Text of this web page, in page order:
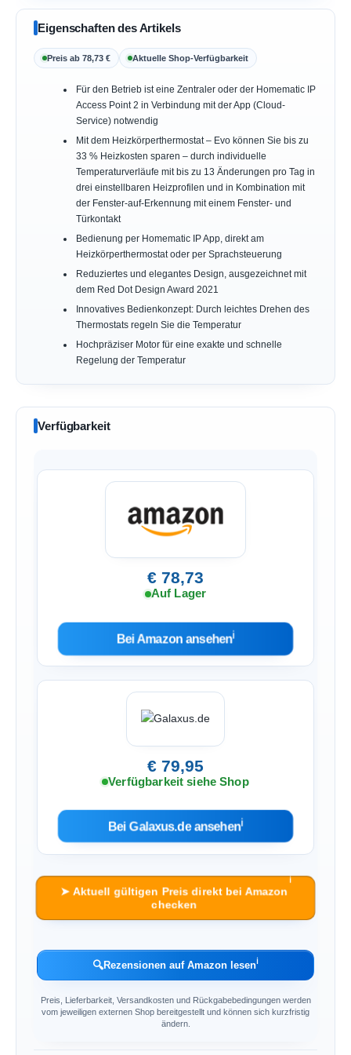
Eigenschaften des Artikels
Preis ab 78,73 € Aktuelle Shop-Verfügbarkeit
Für den Betrieb ist eine Zentraler oder der Homematic IP
Access Point 2 in Verbindung mit der App (Cloud-
Service) notwendig
Mit dem Heizkörperthermostat – Evo können Sie bis zu
33 % Heizkosten sparen – durch individuelle
Temperaturverläufe mit bis zu 13 Änderungen pro Tag in
drei einstellbaren Heizprofilen und in Kombination mit
der Fenster-auf-Erkennung mit einem Fenster- und
Türkontakt
Bedienung per Homematic IP App, direkt am
Heizkörperthermostat oder per Sprachsteuerung
Reduziertes und elegantes Design, ausgezeichnet mit
dem Red Dot Design Award 2021
Innovatives Bedienkonzept: Durch leichtes Drehen des
Thermostats regeln Sie die Temperatur
Hochpräziser Motor für eine exakte und schnelle
Regelung der Temperatur
Verfügbarkeit
€ 78,73
Auf Lager
Bei Amazon ansehenℹ︎
€ 79,95
Verfügbarkeit siehe Shop
Bei Galaxus.de ansehenℹ︎
➤ Aktuell gültigen Preis direkt bei Amazon
checken
ℹ︎
🔍Rezensionen auf Amazon lesenℹ︎
Preis, Lieferbarkeit, Versandkosten und Rückgabebedingungen werden
vom jeweiligen externen Shop bereitgestellt und können sich kurzfristig
ändern.